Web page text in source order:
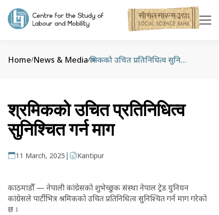
Home/News & Media/ श्रमिकको उचित प्रतिनिधित्व सुनिश्चित गर्न माग
श्रमिकको उचित प्रतिनिधित्व
सुनिश्चित गर्न माग
11 March, 2025 | Kantipur
काठमाडौँ — नेपाली कांग्रेसको शुभेच्छुक संस्था नेपाल ट्रेड युनियन
कांग्रेसले पार्टीभित्र श्रमिकको उचित प्रतिनिधित्व सुनिश्चित गर्न माग गरेको
छ ।